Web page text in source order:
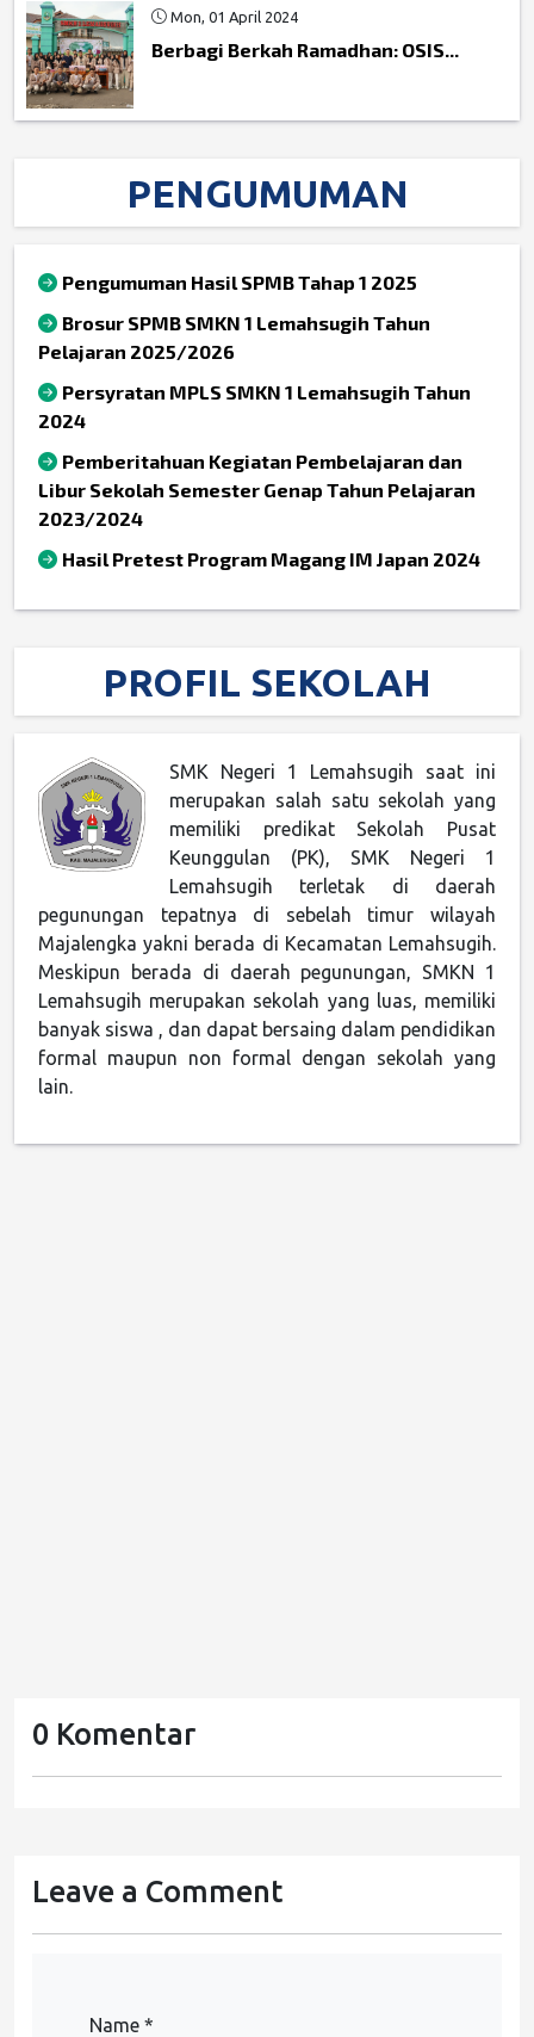
Mon, 01 April 2024
Berbagi Berkah Ramadhan: OSIS...
PENGUMUMAN
Pengumuman Hasil SPMB Tahap 1 2025
Brosur SPMB SMKN 1 Lemahsugih Tahun
Pelajaran 2025/2026
Persyratan MPLS SMKN 1 Lemahsugih Tahun
2024
Pemberitahuan Kegiatan Pembelajaran dan
Libur Sekolah Semester Genap Tahun Pelajaran
2023/2024
Hasil Pretest Program Magang IM Japan 2024
PROFIL SEKOLAH
SMK Negeri 1 Lemahsugih saat ini
merupakan salah satu sekolah yang
memiliki predikat Sekolah Pusat
Keunggulan (PK), SMK Negeri 1
Lemahsugih terletak di daerah
pegunungan tepatnya di sebelah timur wilayah
Majalengka yakni berada di Kecamatan Lemahsugih.
Meskipun berada di daerah pegunungan, SMKN 1
Lemahsugih merupakan sekolah yang luas, memiliki
banyak siswa , dan dapat bersaing dalam pendidikan
formal maupun non formal dengan sekolah yang
lain.
0 Komentar
Leave a Comment
Name *